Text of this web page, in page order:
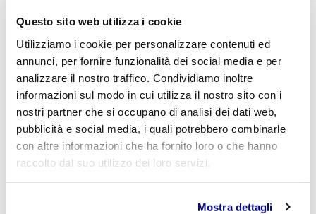
Questo sito web utilizza i cookie
Utilizziamo i cookie per personalizzare contenuti ed
annunci, per fornire funzionalità dei social media e per
analizzare il nostro traffico. Condividiamo inoltre
informazioni sul modo in cui utilizza il nostro sito con i
nostri partner che si occupano di analisi dei dati web,
pubblicità e social media, i quali potrebbero combinarle
con altre informazioni che ha fornito loro o che hanno
raccolto dal suo utilizzo dei loro servizi.
Mostra dettagli
Ohm - 2^LES
€ 3,50